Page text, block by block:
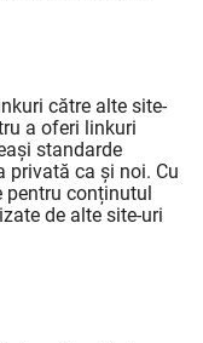
către alte site-
a oferi linkuri
standarde
privată ca și noi. Cu
pentru conținutul
de alte site-uri